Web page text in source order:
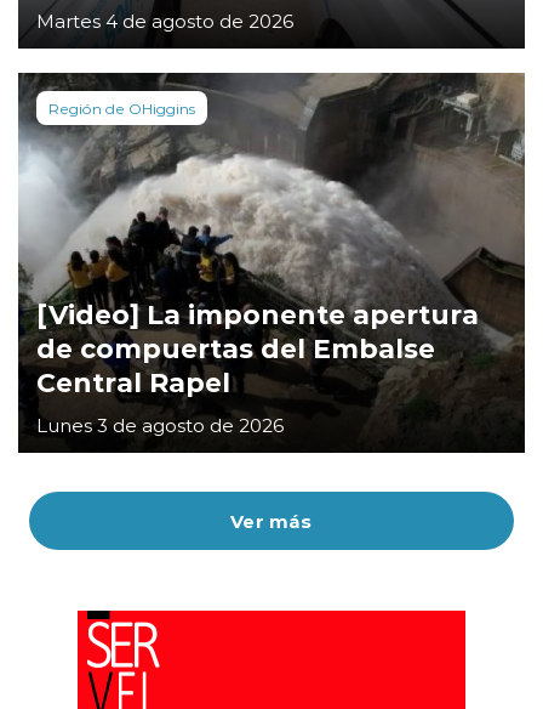
Ver más
Martes 4 de agosto de 2026
Región de OHiggins
[Video] La imponente apertura
de compuertas del Embalse
Central Rapel
Lunes 3 de agosto de 2026